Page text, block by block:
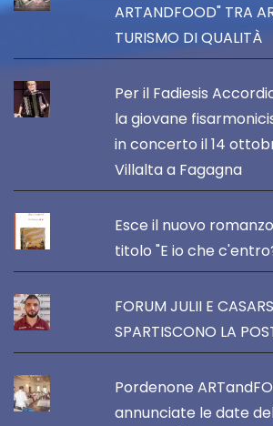
ARTANDFOOD" TRA
TURISMO DI QUALITÀ
Per il Fadiesis
la giovane
in concerto il 14
Villalta a Fagagna
Esce il nuovo
titolo "E io che
FORUM JULII E
SPARTISCONO LA
Pordenone
annunciate le date